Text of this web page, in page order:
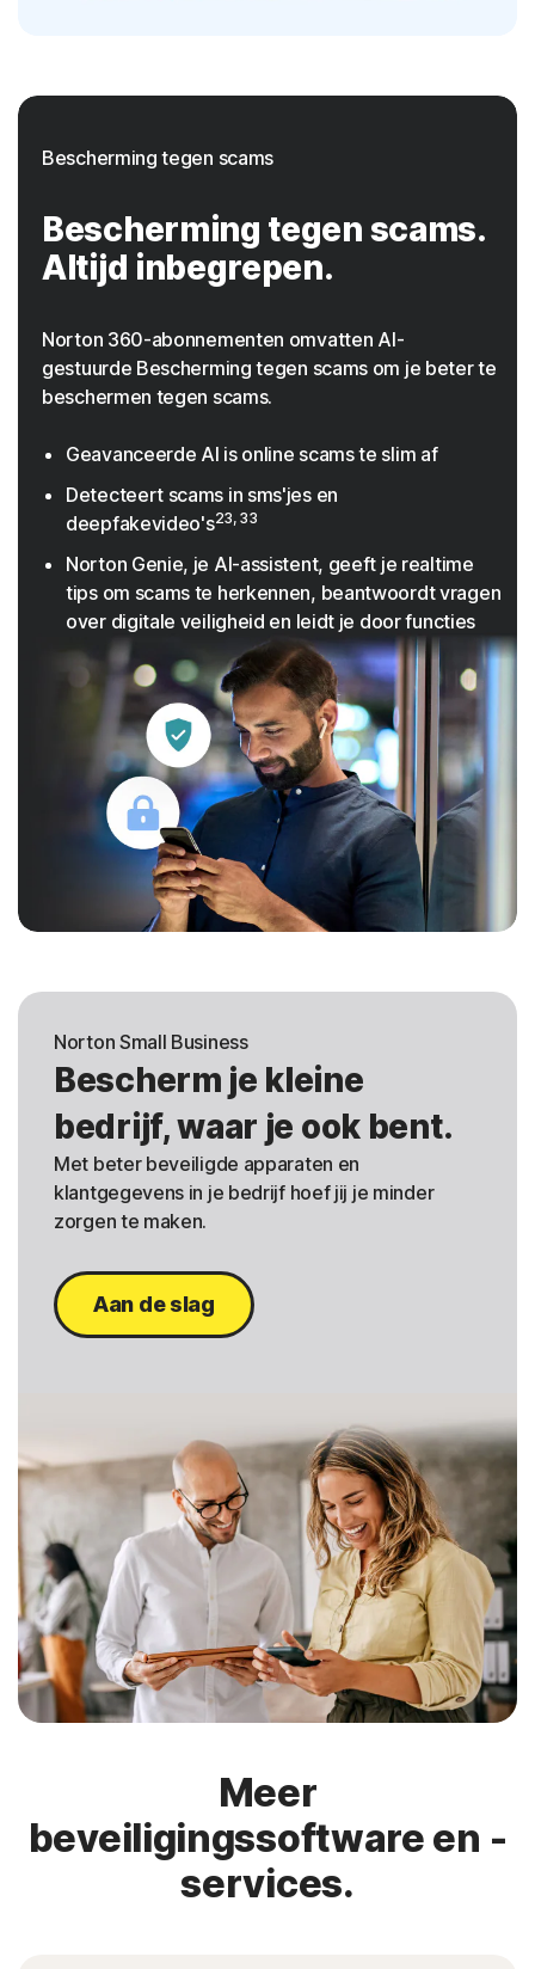
Bescherming tegen scams
Bescherming tegen scams.
Altijd inbegrepen.
Norton 360-abonnementen omvatten AI-
gestuurde Bescherming tegen scams om je beter te
beschermen tegen scams.
Geavanceerde AI is online scams te slim af
Detecteert scams in sms'jes en
deepfakevideo's23, 33
Norton Genie, je AI-assistent, geeft je realtime
tips om scams te herkennen, beantwoordt vragen
over digitale veiligheid en leidt je door functies
Norton Small Business
Bescherm je kleine
bedrijf, waar je ook bent.
Met beter beveiligde apparaten en
klantgegevens in je bedrijf hoef jij je minder
zorgen te maken.
Aan de slag
Meer
beveiligingssoftware en -
services.